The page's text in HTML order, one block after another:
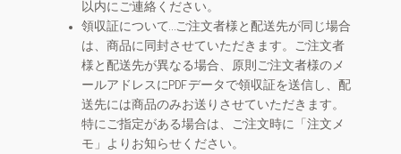
以内にご連絡ください。
領収証について…ご注文者様と配送先が同じ場合
は、商品に同封させていただきます。ご注文者
様と配送先が異なる場合、原則ご注文者様のメ
ールアドレスにPDFデータで領収証を送信し、配
送先には商品のみお送りさせていただきます。
特にご指定がある場合は、ご注文時に「注文メ
モ」よりお知らせください。